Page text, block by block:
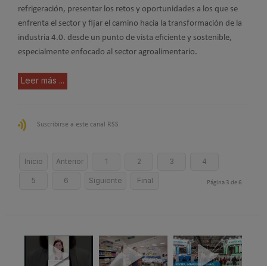
refrigeración, presentar los retos y oportunidades a los que se
enfrenta el sector y fijar el camino hacia la transformación de la
industria 4.0. desde un punto de vista eficiente y sostenible,
especialmente enfocado al sector agroalimentario.
Leer más ...
Suscribirse a este canal RSS
Inicio Anterior 1 2 3 4
5 6 Siguiente Final Página 3 de 6